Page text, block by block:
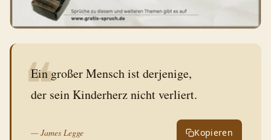
❝
Ein großer Mensch ist derjenige,
—James Legge Kopieren